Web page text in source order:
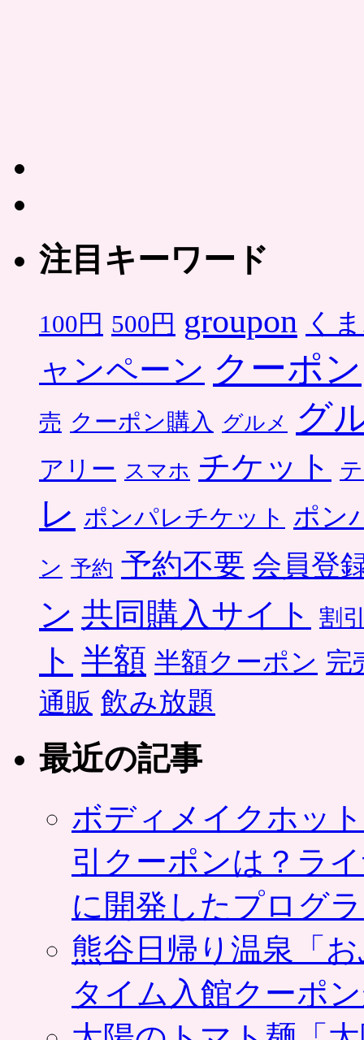
注目キーワード
100円 500円 groupon く
ャンペーン クーポン
売 クーポン購入 グルメ グ
アリー スマホ チケット
レ ポンパレチケット ポン
ン 予約 予約不要 会員登
ン 共同購入サイト 割
ト 半額 半額クーポン 完
通販 飲み放題
最近の記事
ボディメイクホッ
引クーポンは？ラ
に開発したプログ
熊谷日帰り温泉「
タイム入館クーポ